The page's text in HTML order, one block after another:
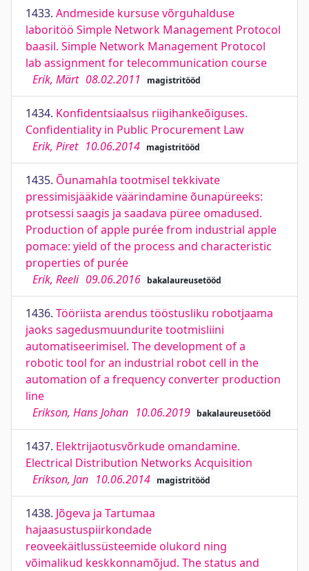
1433. Andmeside kursuse võrguhalduse
laboritöö Simple Network Management Protocol
baasil. Simple Network Management Protocol
lab assignment for telecommunication course
Erik, Märt 08.02.2011 magistritööd
1434. Konfidentsiaalsus riigihankeõiguses.
Confidentiality in Public Procurement Law
Erik, Piret 10.06.2014 magistritööd
1435. Õunamahla tootmisel tekkivate
pressimisjääkide väärindamine õunapüreeks:
protsessi saagis ja saadava püree omadused.
Production of apple purée from industrial apple
pomace: yield of the process and characteristic
properties of purée
Erik, Reeli 09.06.2016 bakalaureusetööd
1436. Tööriista arendus tööstusliku robotjaama
jaoks sagedusmuundurite tootmisliini
automatiseerimisel. The development of a
robotic tool for an industrial robot cell in the
automation of a frequency converter production
line
Erikson, Hans Johan 10.06.2019 bakalaureusetööd
1437. Elektrijaotusvõrkude omandamine.
Electrical Distribution Networks Acquisition
Erikson, Jan 10.06.2014 magistritööd
1438. Jõgeva ja Tartumaa
hajaasustuspiirkondade
reoveekäitlussüsteemide olukord ning
võimalikud keskkonnamõjud. The status and